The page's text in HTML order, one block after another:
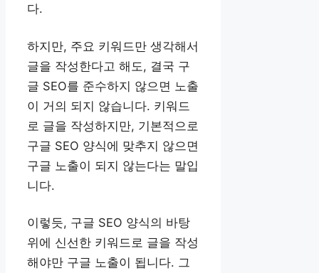
다.
하지만, 주요 키워드만 생각해서
글을 작성한다고 해도, 결국 구
글 SEO를 준수하지 않으면 노출
이 거의 되지 않습니다. 키워드
로 글을 작성하지만, 기본적으로
구글 SEO 양식에 맞추지 않으면
구글 노출이 되지 않는다는 말입
니다.
이렇듯, 구글 SEO 양식의 바탕
위에 신선한 키워드로 글을 작성
해야만 구글 노출이 됩니다. 그